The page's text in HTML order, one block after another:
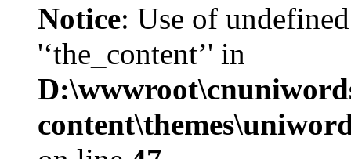
Notice: Use of
'‘the_content’' in